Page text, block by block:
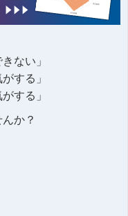
ない」
する」
する」
か？